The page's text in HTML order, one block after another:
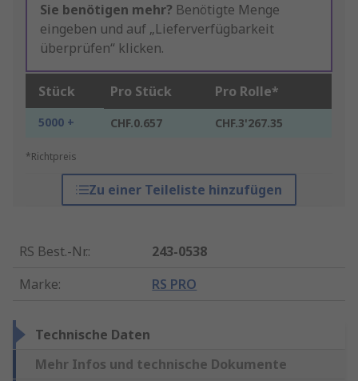
Sie benötigen mehr? Benötigte Menge
eingeben und auf „Lieferverfügbarkeit
überprüfen“ klicken.
Stück Pro Stück Pro Rolle*
5000 + CHF.0.657 CHF.3'267.35
*Richtpreis
Zu einer Teileliste hinzufügen
RS Best.-Nr.:
243-0538
Marke: RS PRO
Technische Daten
Mehr Infos und technische Dokumente